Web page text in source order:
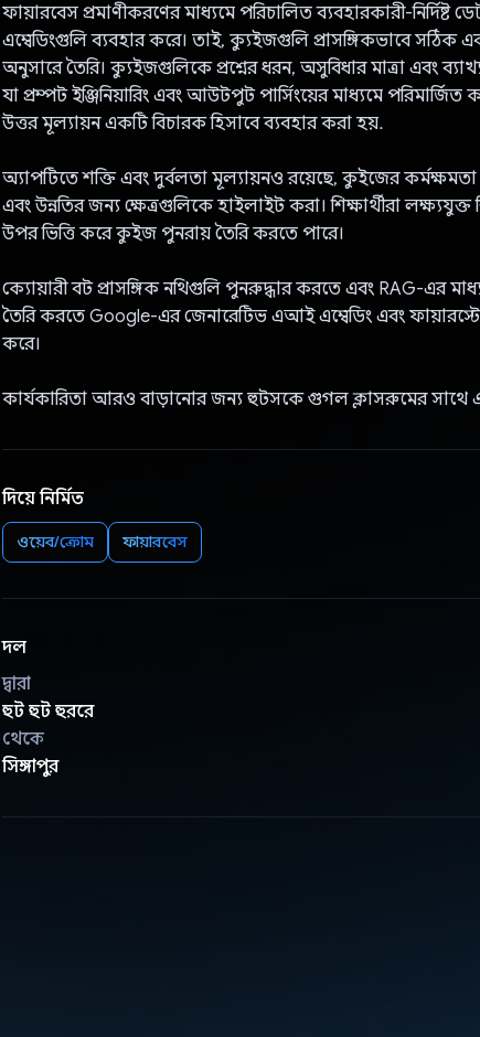
ফায়ারবেস প্রমাণীকরণের মাধ্যমে পরিচালিত ব্যবহারকারী-
এম্বেডিংগুলি ব্যবহার করে। তাই, ক্যুইজগুলি প্রাসঙ্গিকভাবে সঠিক এবং
অনুসারে তৈরি। ক্যুইজগুলিকে প্রশ্নের ধরন, অসুবিধার মাত্রা এবং
যা প্রম্পট ইঞ্জিনিয়ারিং এবং আউটপুট পার্সিংয়ের মাধ্যমে পরিমার্জিত
উত্তর মূল্যায়ন একটি বিচারক হিসাবে ব্যবহার করা হয়.
অ্যাপটিতে শক্তি এবং দুর্বলতা মূল্যায়নও রয়েছে, কুইজের
এবং উন্নতির জন্য ক্ষেত্রগুলিকে হাইলাইট করা। শিক্ষার্থীরা
উপর ভিত্তি করে কুইজ পুনরায় তৈরি করতে পারে।
ক্যোয়ারী বট প্রাসঙ্গিক নথিগুলি পুনরুদ্ধার করতে এবং RAG-এর
তৈরি করতে Google-এর জেনারেটিভ এআই এম্বেডিং এবং
করে।
কার্যকারিতা আরও বাড়ানোর জন্য হুটসকে গুগল ক্লাসরুমের সাথে
দিয়ে নির্মিত
ওয়েব/ক্রোম ফায়ারবেস
দল
দ্বারা
হুট হুট হুররে
থেকে
সিঙ্গাপুর